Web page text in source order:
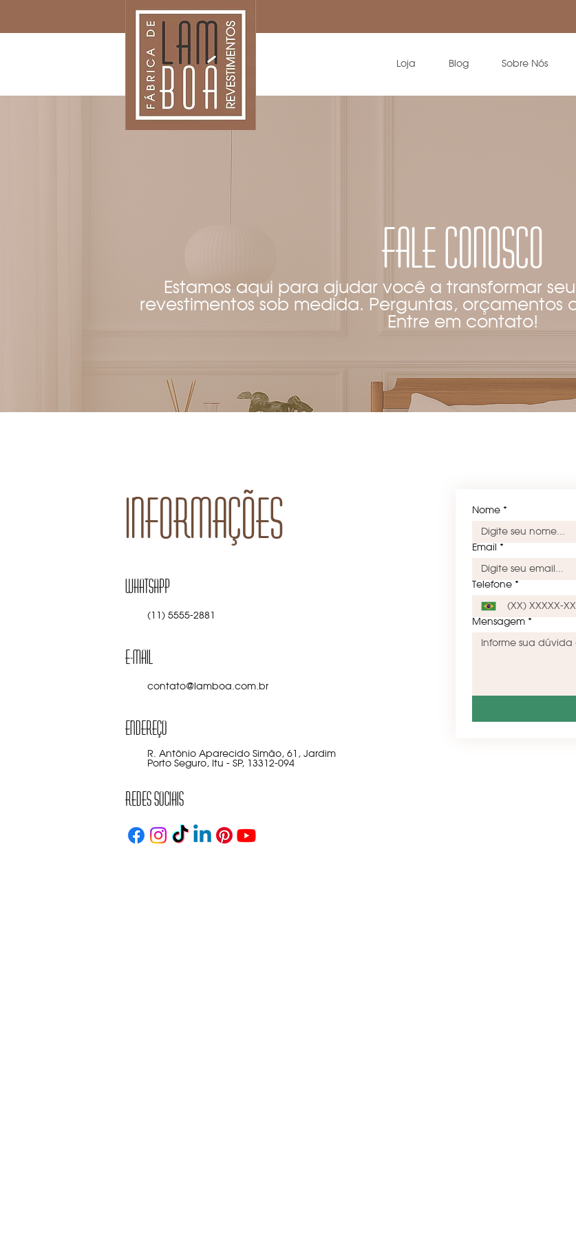
Loja Blog Sobre Nós
Fale Conosco
Estamos aqui para ajudar você a transformar
revestimentos sob medida. Perguntas, orçamentos
Entre em contato!
Informações
WhatsApp
(11) 5555-2881
E-mail
contato@lamboa.com.br
Endereço
R. Antônio Aparecido Simão, 61, Jardim
Porto Seguro, Itu - SP, 13312-094
Redes Sociais
Nome *
Email *
Telefone *
Mensagem *